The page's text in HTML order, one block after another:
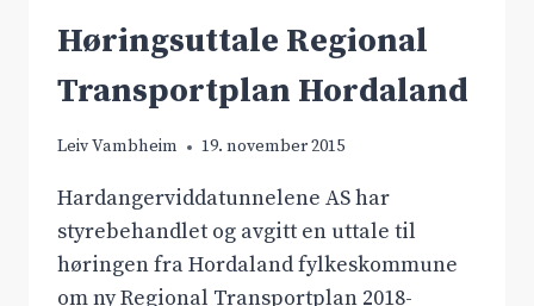
Høringsuttale Regional
Transportplan Hordaland
Leiv Vambheim 19. november 2015
Hardangerviddatunnelene AS har
styrebehandlet og avgitt en uttale til
høringen fra Hordaland fylkeskommune
om ny Regional Transportplan 2018-